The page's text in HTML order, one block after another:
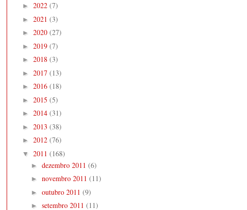
► 2022 (7)
► 2021 (3)
► 2020 (27)
► 2019 (7)
► 2018 (3)
► 2017 (13)
► 2016 (18)
► 2015 (5)
► 2014 (31)
► 2013 (38)
► 2012 (76)
▼ 2011 (168)
► dezembro 2011 (6)
► novembro 2011 (11)
► outubro 2011 (9)
► setembro 2011 (11)